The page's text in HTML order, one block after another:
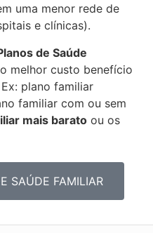
uma menor rede de
e clínicas).
de Saúde
melhor custo benefício
plano familiar
familiar com ou sem
mais barato ou os
SAÚDE FAMILIAR